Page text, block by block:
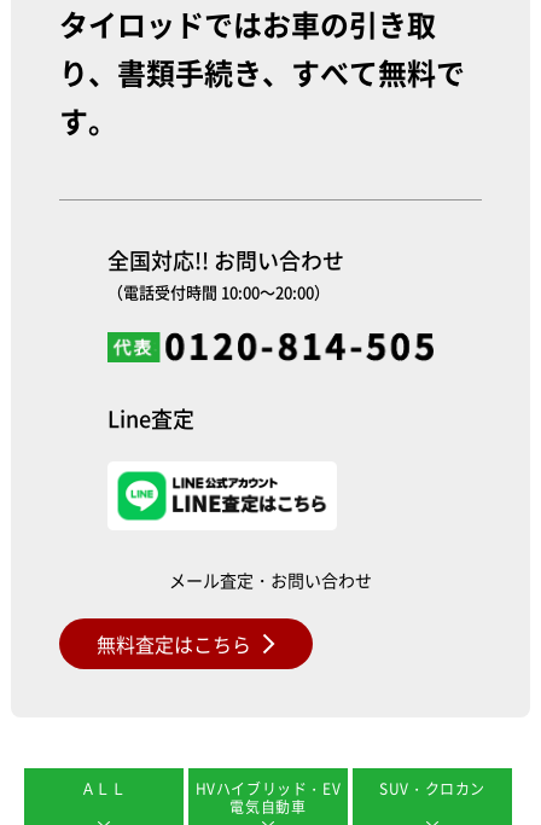
タイロッドではお車の引き取
り、書類手続き、すべて無料で
す。
全国対応!! お問い合わせ
（電話受付時間 10:00～20:00）
Line査定
メール査定・お問い合わせ
無料査定はこちら
ＡＬＬ
HVハイブリッド・EV
電気自動車
SUV・クロカン